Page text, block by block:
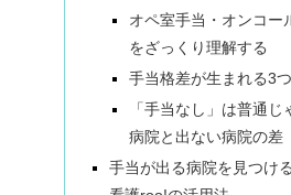
オペ室手当・オンコー
をざっくり理解する
手当格差が生まれる3
「手当なし」は普通
病院と出ない病院の差
手当が出る病院を見つけ